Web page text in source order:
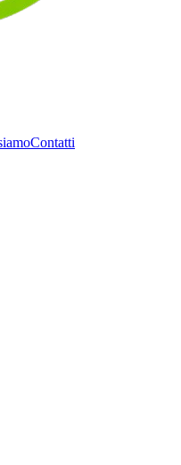
Contatti